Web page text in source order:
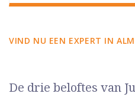
VIND NU EEN EXPERT IN
De drie beloftes van